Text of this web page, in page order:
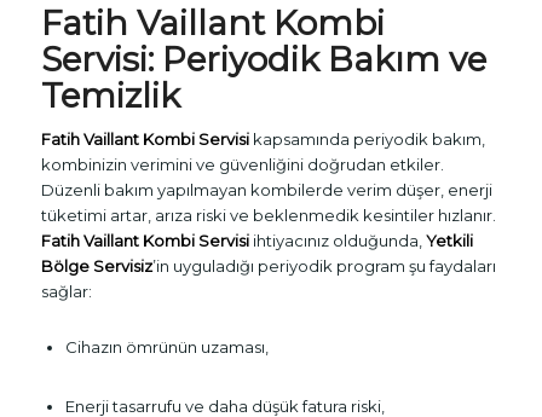
Fatih Vaillant Kombi
Servisi: Periyodik Bakım ve
Temizlik
Fatih Vaillant Kombi Servisikapsamında periyodik bakım,
kombinizin verimini ve güvenliğini doğrudan etkiler.
Düzenli bakım yapılmayan kombilerde verim düşer, enerji
tüketimi artar, arıza riski ve beklenmedik kesintiler hızlanır.
Fatih Vaillant Kombi Servisiihtiyacınız olduğunda, Yetkili
Bölge Servisiz’in uyguladığı periyodik program şu faydaları
sağlar:
Cihazın ömrünün uzaması,
Enerji tasarrufu ve daha düşük fatura riski,